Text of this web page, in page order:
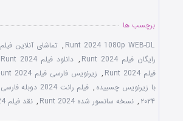
برچسب ها
Runt 2024 1080p WEB-DL
, تماشای آنلاین فیلم Runt 2024
رایگان فیلم Runt 2024
, دانلود فیلم Runt 2024 رانت
فیلم Runt 2024
, زیرنویس فارسی فیلم Runt 2024
با زیرنویس چسبیده , فیلم رانت 2024 دوبله فارسی
۲۰۲۴ , نسخه سانسور شده Runt 2024 , نقد فیلم Runt 2024